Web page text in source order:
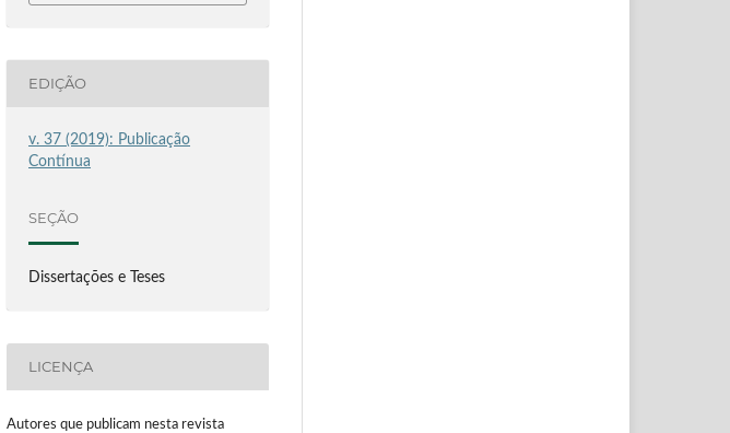
EDIÇÃO
v. 37 (2019): Publicação
Contínua
SEÇÃO
Dissertações e Teses
LICENÇA
Autores que publicam nesta revista